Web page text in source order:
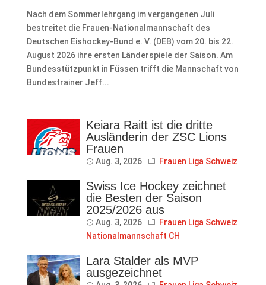
Nach dem Sommerlehrgang im vergangenen Juli
bestreitet die Frauen-Nationalmannschaft des
Deutschen Eishockey-Bund e. V. (DEB) vom 20. bis 22.
August 2026 ihre ersten Länderspiele der Saison. Am
Bundesstützpunkt in Füssen trifft die Mannschaft von
Bundestrainer Jeff...
Keiara Raitt ist die dritte
Ausländerin der ZSC Lions
Frauen
Aug. 3, 2026 Frauen Liga Schweiz
Swiss Ice Hockey zeichnet
die Besten der Saison
2025/2026 aus
Aug. 3, 2026
Frauen Liga Schweiz
Nationalmannschaft CH
Lara Stalder als MVP
ausgezeichnet